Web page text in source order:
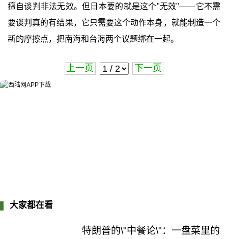
擅自谈判非法无效。但日本要的就是这个"无效"——它不需
要谈判真的有结果，它只需要这个动作本身，就能制造一个
新的摩擦点，把南海和台海两个议题绑在一起。
上一页 下一页
大家都在看
特朗普的\"中餐论\"：一盘菜里的